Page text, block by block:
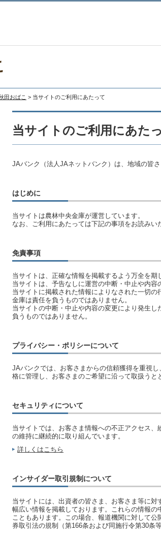
田おばこ > 当サイトのご利用にあたって
当サイトのご利用にあた
JAバンク（法人JAネットバンク）は、地域の皆
はじめに
当サイトは農林中央金庫が運営しています。
なお、ご利用にあたっては下記の事項をお読みい
免責事項
当サイトは、正確な情報を掲載するよう万全を期
当サイトは、予告なしに運営の中断・中止や内容
当サイトに掲載された情報によりなされた一切
金庫は責任を負うものではありません。
当サイトの中断・中止や内容の変更により発生
負うものではありません。
プライバシー・ポリシーについて
JAバンクでは、お客さまからの信頼獲得を重視
格に管理し、お客さまのご希望に沿って取扱うと
セキュリティについて
当サイトでは、お客さま情報への不正アクセス
の維持に継続的に取り組んでいます。
詳しくはこちら
インサイダー取引規制について
当サイトには、出資者の皆さま、お客さま等に
幅広い情報を掲載しております。これらの情報
こともあります。この場合、報道機関に対して
券取引法の規制（第166条および同施行令第30条